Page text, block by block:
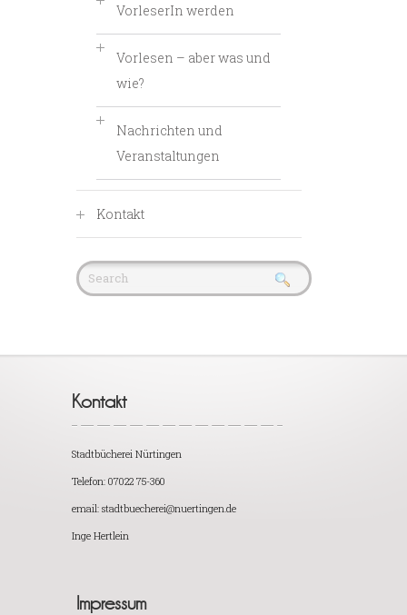
VorleserIn werden
Vorlesen – aber was und
wie?
Nachrichten und
Veranstaltungen
Kontakt
Kontakt
Stadtbücherei Nürtingen
Telefon: 07022 75-360
email: stadtbuecherei@nuertingen.de
Inge Hertlein
Impressum